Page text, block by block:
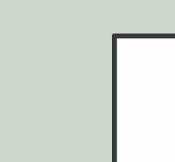
Ga
Ga